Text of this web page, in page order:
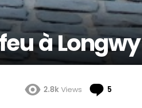
à Longwy
2.8kViews 5